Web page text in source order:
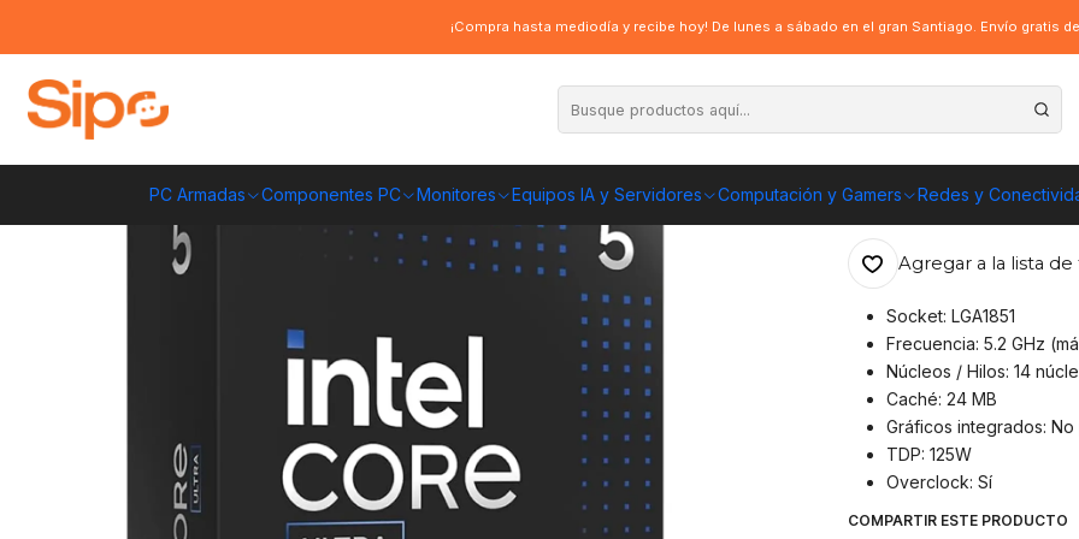
PC Armadas Componentes PC Monitores Equipos IA y Servidores Computación y Gamers Redes y
¡Compra hasta mediodía y recibe hoy! De lunes a sábado en el gran Santiago. Envío gratis
Procesador Intel Core Ultra 5 245K, LGA1851, 5.2 GHz, 24MB Cache
Procesador
GHz, 24MB
ENVÍO GRATIS A
Agregar a la lista de
Socket: LGA1851
Frecuencia: 5.2 GHz
Núcleos / Hilos: 14
Caché: 24 MB
Gráficos integrados:
TDP: 125W
Overclock: Sí
COMPARTIR ESTE PRODUCTO